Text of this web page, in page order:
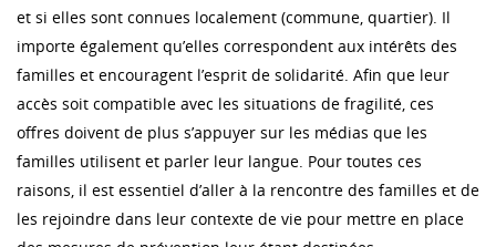
et si elles sont connues localement (commune, quartier). Il
importe également qu’elles correspondent aux intérêts des
familles et encouragent l’esprit de solidarité. Afin que leur
accès soit compatible avec les situations de fragilité, ces
offres doivent de plus s’appuyer sur les médias que les
familles utilisent et parler leur langue. Pour toutes ces
raisons, il est essentiel d’aller à la rencontre des familles et de
les rejoindre dans leur contexte de vie pour mettre en place